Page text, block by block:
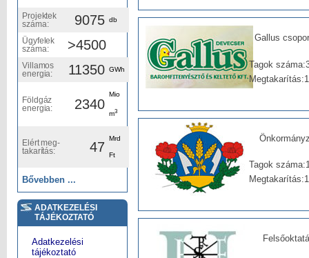
Projektek
száma:
9075 db
Ügyfelek
száma:
>4500
Villamos
energia:
11350 GWh
Földgáz
energia:
2340
Mio
m3
Elért meg-
takarítás:
47
Mrd
Ft
Bővebben ...
ADATKEZELÉSI
TÁJÉKOZTATÓ
Adatkezelési
tájékoztató
Gallus
Tagok
Tagok